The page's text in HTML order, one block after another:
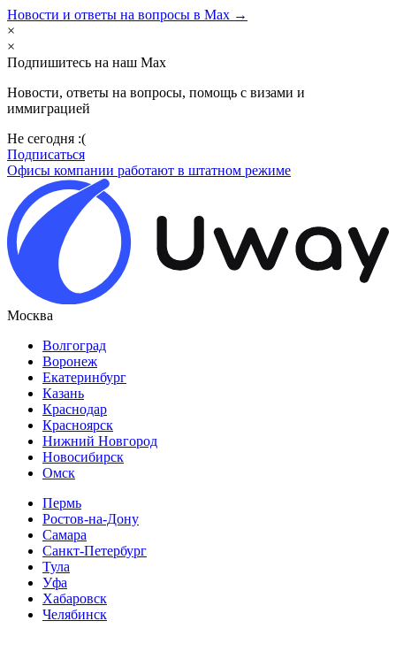
Новости и ответы на вопросы в Max →
×
×
Подпишитесь на наш Max
Новости, ответы на вопросы, помощь с визами и
иммиграцией
Не сегодня :(
Подписаться
Офисы компании работают в штатном режиме
Москва
Волгоград
Воронеж
Екатеринбург
Казань
Краснодар
Красноярск
Нижний Новгород
Новосибирск
Омск
Пермь
Ростов-на-Дону
Самара
Санкт-Петербург
Тула
Уфа
Хабаровск
Челябинск